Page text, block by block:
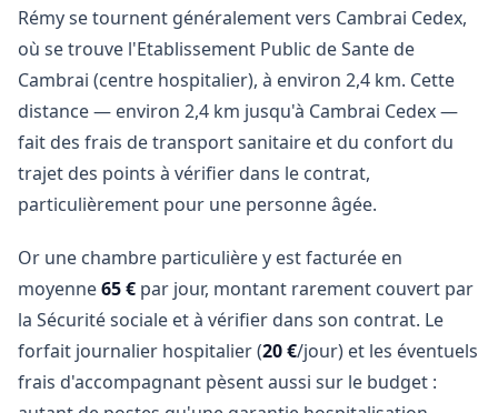
Rémy se tournent généralement vers Cambrai Cedex,
où se trouve l'Etablissement Public de Sante de
Cambrai (centre hospitalier), à environ 2,4 km. Cette
distance — environ 2,4 km jusqu'à Cambrai Cedex —
fait des frais de transport sanitaire et du confort du
trajet des points à vérifier dans le contrat,
particulièrement pour une personne âgée.
Or une chambre particulière y est facturée en
moyenne65 € par jour, montant rarement couvert par
la Sécurité sociale et à vérifier dans son contrat. Le
forfait journalier hospitalier (20 €/jour) et les éventuels
frais d'accompagnant pèsent aussi sur le budget :